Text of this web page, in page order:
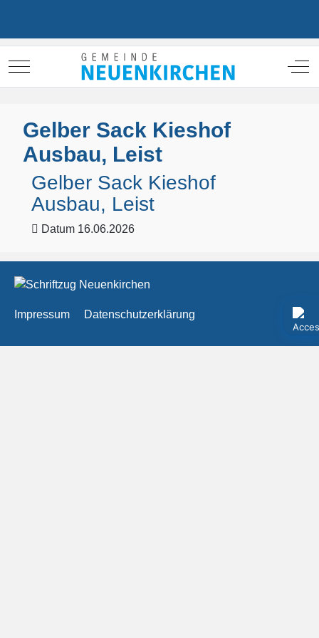
Mobile Menu Toggle Off-
Gelber Sack Kieshof
Ausbau, Leist
Gelber Sack Kieshof
Ausbau, Leist
Datum 16.06.2026
Impressum Datenschutzerklärung